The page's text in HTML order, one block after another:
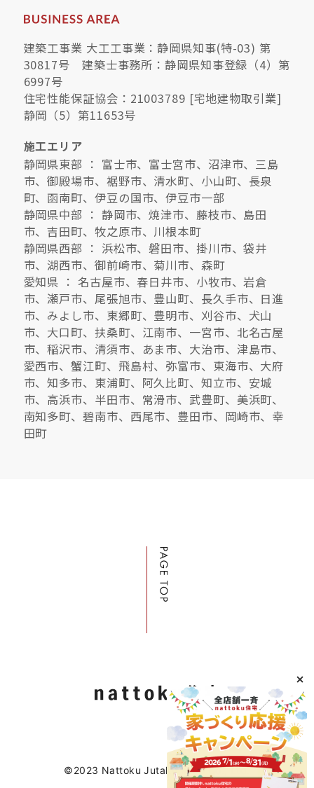
建築工事業 大工工事業：静岡県知事(特-03) 第
30817号 建築士事務所：静岡県知事登録（4）第
6997号
住宅性能保証協会：21003789 [宅地建物取引業]
静岡（5）第11653号
施工エリア
静岡県東部 ： 富士市、富士宮市、沼津市、三島
市、御殿場市、裾野市、清水町、小山町、長泉
町、函南町、伊豆の国市、伊豆市一部
静岡県中部 ： 静岡市、焼津市、藤枝市、島田
市、吉田町、牧之原市、川根本町
静岡県西部 ： 浜松市、磐田市、掛川市、袋井
市、湖西市、御前崎市、菊川市、森町
愛知県 ： 名古屋市、春日井市、小牧市、岩倉
市、瀬戸市、尾張旭市、豊山町、長久手市、日進
市、みよし市、東郷町、豊明市、刈谷市、犬山
市、大口町、扶桑町、江南市、一宮市、北名古屋
市、稲沢市、清須市、あま市、大治市、津島市、
愛西市、蟹江町、飛島村、弥富市、東海市、大府
市、知多市、東浦町、阿久比町、知立市、安城
市、高浜市、半田市、常滑市、武豊町、美浜町、
南知多町、碧南市、西尾市、豊田市、岡崎市、幸
田町
©2023 Nattoku Jutaku Kobo Co., Ltd.